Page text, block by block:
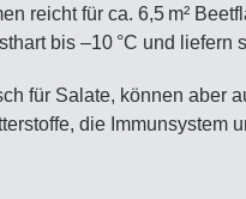
reicht für ca. 6,5 m²
bis –10 °C und
für Salate, können aber
die Immunsystem